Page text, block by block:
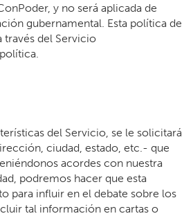
y no será aplicada de
gubernamental. Esta política de
través del Servicio
del Servicio, se le solicitará
ciudad, estado, etc.- que
acordes con nuestra
podremos hacer que esta
para influir en el debate sobre los
tal información en cartas o